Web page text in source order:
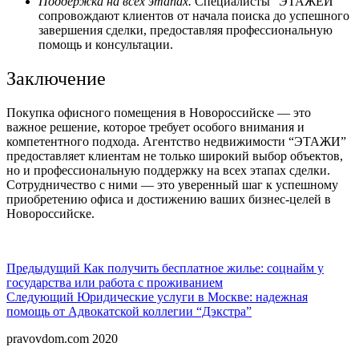
сопровождают клиентов от начала поиска до успешного
завершения сделки, предоставляя профессиональную
помощь и консультации.
Заключение
Покупка офисного помещения в Новороссийске — это
важное решение, которое требует особого внимания и
компетентного подхода. Агентство недвижимости “ЭТАЖИ”
предоставляет клиентам не только широкий выбор объектов,
но и профессиональную поддержку на всех этапах сделки.
Сотрудничество с ними — это уверенный шаг к успешному
приобретению офиса и достижению ваших бизнес-целей в
Новороссийске.
Навигация
по
записям
Предыдущий Предыдущий
Как получить бесплатное жилье: соцнайм у
государства или работа с проживанием
Следующий Следующий
Юридические услуги в Москве: надежная
помощь от Адвокатской коллегии “Дэкстра”
pravovdom.com 2020